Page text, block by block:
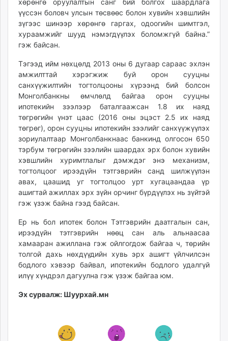
үүссэн боловч улсын төсвөөс болон хувийн хэвшлийн
зүгээс шинээр хөрөнгө гаргах, одоогийн шимтгэл,
хураамжийг шууд нэмэгдүүлэх боломжгүй байна.”
гэж байсан.
Тэгээд ийм нөхцөлд 2013 оны 6 дугаар сараас эхлэн
амжилттай хэрэгжиж буй орон сууцны
санхүүжилтийн тогтолцооны хүрээнд бий болсон
Монголбанкны өмчлөлд байгаа орон сууцны
ипотекийн зээлээр баталгаажсан 1.8 их наяд
төгрөгийн үнэт цаас (2016 оны эцэст 2.5 их наяд
төгрөг), орон сууцны ипотекийн зээлийг санхүүжүүлэх
зориулалтаар Монголбанкнаас банкинд олгосон 650
тэрбум төгрөгийн зээлийн шаардах эрх болон хувийн
хэвшлийн хуримтлалыг дэмждэг энэ механизм,
тогтолцоог ирээдүйн тэтгэврийн санд шилжүүлэн
авах, цаашид уг тогтолцоо урт хугацаандаа үр
ашигтай ажиллах эрх зүйн орчинг бүрдүүлэх нь зүйтэй
гэж үзэж байна гээд байсан.
Ер нь бол ипотек болон Тэтгэврийн даатгалын сан,
ирээдүйн тэтгэврийн нөөц сан аль альнаасаа
хамааран ажиллана гэж ойлгогдож байгаа ч, төрийн
толгой дахь нөхдүүдийн хувь эрх ашигт үйлчилсэн
бодлого хэвээр байвал, ипотекийн бодлого удалгүй
илүү хүндрэл дагуулна гэж үзэж байгаа юм.
Эх сурвалж: Шуурхай.мн